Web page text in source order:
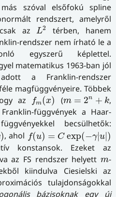
szóval elsőfokú spline
rendszert, amelyről
azL2
L2 térben, hanem
rendszer nem írható le a
egyszerű képlettel.
matematikus 1963-ban jól
a Franklin-rendszer
magfüggvényeire. Többek
az
fm(x)
fm(x) (m = 2n + k
m 2 n+ k
,
függvények a Haar-
becsülhetők:
), ahol f(u) = C exp(−γ| u )
f(u)= C exp(−γ| u|)
konstansok. Ezeket az
az FS rendszer helyett m
m-
kiindulva Ciesielski az
tulajdonságokkal
bázisoknak egy új